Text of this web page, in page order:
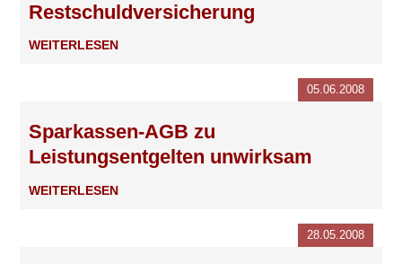
Restschuldversicherung
WEITERLESEN
Sparkassen-AGB zu
Leistungsentgelten unwirksam
05.06.2008
WEITERLESEN
28.05.2008